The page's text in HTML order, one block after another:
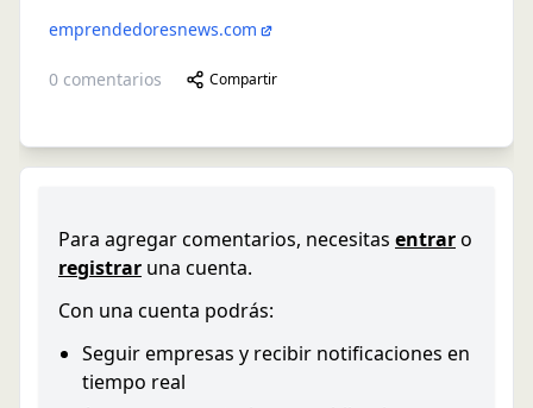
emprendedoresnews.com
0 comentarios Compartir
Para agregar comentarios, necesitas entraro
registrar una cuenta.
Con una cuenta podrás:
Seguir empresas y recibir notificaciones en
tiempo real